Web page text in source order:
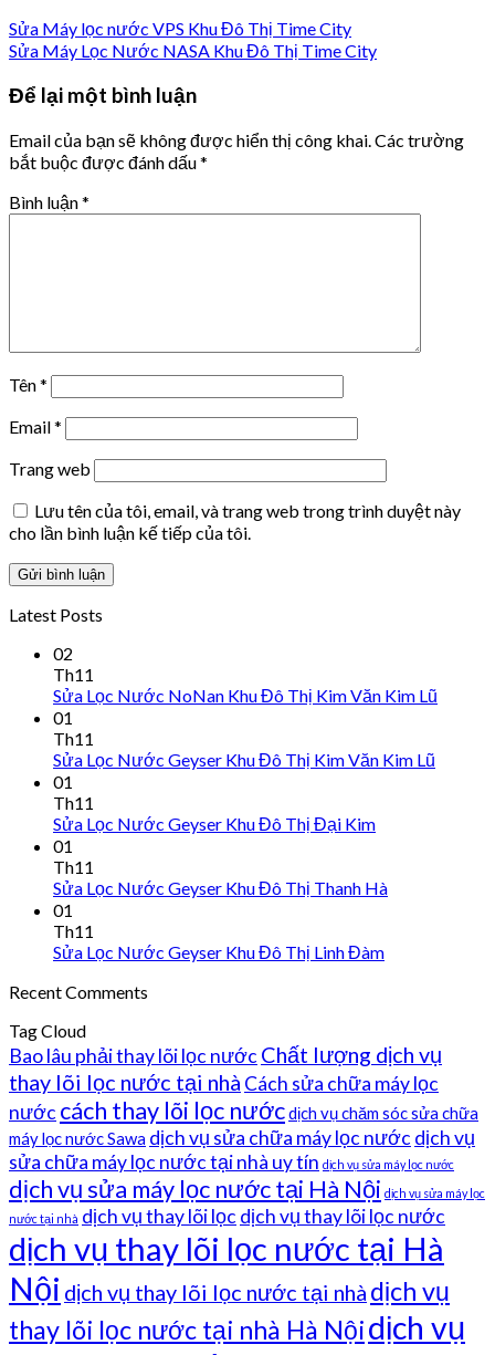
Sửa Máy lọc nước VPS Khu Đô Thị Time City
Sửa Máy Lọc Nước NASA Khu Đô Thị Time City
Để lại một bình luận
Email của bạn sẽ không được hiển thị công khai. Các trường
bắt buộc được đánh dấu*
Bình luận*
Tên*
Email*
Trang web
Lưu tên của tôi, email, và trang web trong trình duyệt này
cho lần bình luận kế tiếp của tôi.
Latest Posts
02
Th11
Sửa Lọc Nước NoNan Khu Đô Thị Kim Văn Kim Lũ
01
Th11
Sửa Lọc Nước Geyser Khu Đô Thị Kim Văn Kim Lũ
01
Th11
Sửa Lọc Nước Geyser Khu Đô Thị Đại Kim
01
Th11
Sửa Lọc Nước Geyser Khu Đô Thị Thanh Hà
01
Th11
Sửa Lọc Nước Geyser Khu Đô Thị Linh Đàm
Recent Comments
Tag Cloud
Bao lâu phải thay lõi lọc nước Chất lượng dịch vụ
thay lõi lọc nước tại nhà Cách sửa chữa máy lọc
nước cách thay lõi lọc nướcdịch vụ chăm sóc sửa chữa
máy lọc nước Sawa dịch vụ sửa chữa máy lọc nước dịch vụ
sửa chữa máy lọc nước tại nhà uy tín dịch vụ sửa máy lọc nước
dịch vụ sửa máy lọc nước tại Hà Nội dịch vụ sửa máy lọc
nước tại nhà dịch vụ thay lõi lọc dịch vụ thay lõi lọc nước
dịch vụ thay lõi lọc nước tại Hà
Nội dịch vụ thay lõi lọc nước tại nhà dịch vụ
thay lõi lọc nước tại nhà Hà Nộidịch vụ